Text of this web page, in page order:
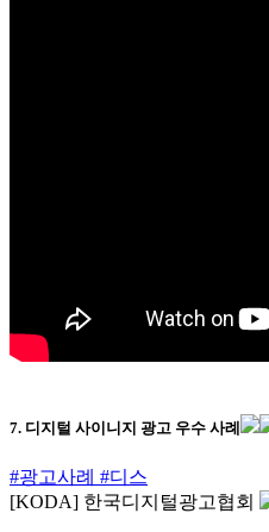
7. 디지털 사이니지 광고 우수 사례
#광고사례 #디스
[KODA] 한국디지털광고협회